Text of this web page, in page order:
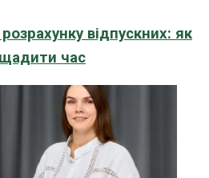
відпускних: як
час